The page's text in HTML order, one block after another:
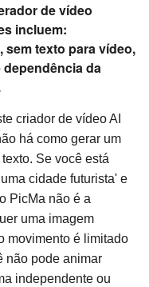
de vídeo
incluem:
texto para vídeo,
da
criador de vídeo AI
há como gerar um
Se você está
cidade futurista' e
PicMa não é a
uma imagem
movimento é limitado
não pode animar
independente ou